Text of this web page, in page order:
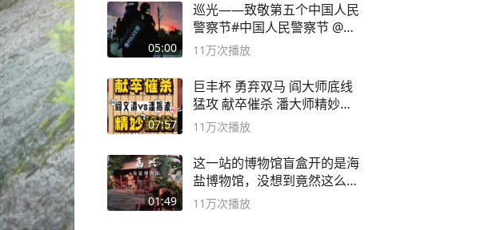
05:00
巡光——致敬第五个中国人民
警察节#中国人民警察节 @抖
音小助手
11万次播放
07:57
巨丰杯 勇弃双马 阎大师底线
猛攻 献卒催杀 潘大师精妙入
局
11万次播放
01:49
这一站的博物馆盲盒开的是海
盐博物馆，没想到竟然这么好
逛！
11万次播放